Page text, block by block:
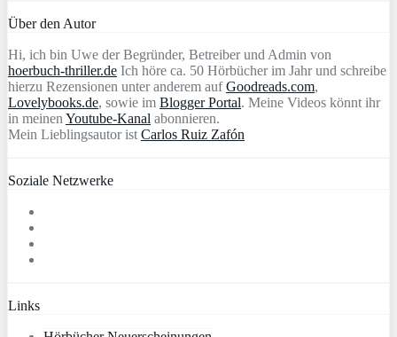
Über den Autor
Hi, ich bin Uwe der Begründer, Betreiber und Admin von
hoerbuch-thriller.de Ich höre ca. 50 Hörbücher im Jahr und schreibe
hierzu Rezensionen unter anderem aufGoodreads.com,
Lovelybooks.de, sowie im Blogger Portal. Meine Videos könnt ihr
in meinen Youtube-Kanal abonnieren.
Mein Lieblingsautor ist Carlos Ruiz Zafón
Soziale Netzwerke
Links